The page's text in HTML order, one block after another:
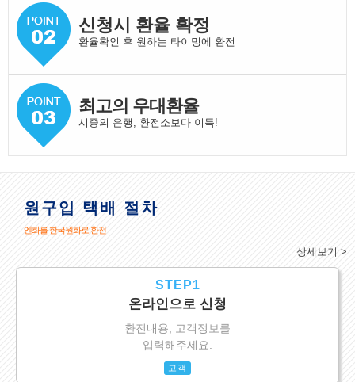
신청시 환율 확정
환율확인 후 원하는 타이밍에 환전
최고의 우대환율
시중의 은행, 환전소보다 이득!
원구입 택배 절차
엔화를 한국원화로 환전
상세보기 >
STEP1
온라인으로 신청
환전내용, 고객정보를
입력해주세요.
고객